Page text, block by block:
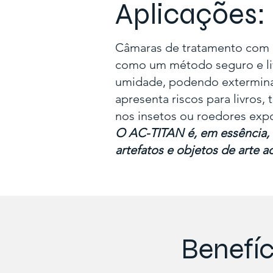
Aplicações:
Câmaras de tratamento
como um método seguro e
umidade, podendo
apresenta riscos para
nos insetos ou roedores
O AC-TITAN é, em
artefatos e objetos de arte